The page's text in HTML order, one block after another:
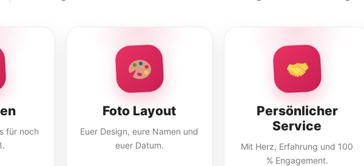
für noch
Foto Layout
Euer Design, eure Namen und
euer Datum.
Persönlicher
Service
Mit Herz, Erfahrung und 100
% Engagement.